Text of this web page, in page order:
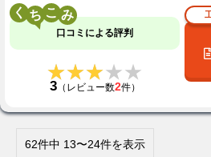
く こ
口コミによる評判
★★★★★
★★★★★
3（レビュー数2件）
62件中 13〜24件を表示